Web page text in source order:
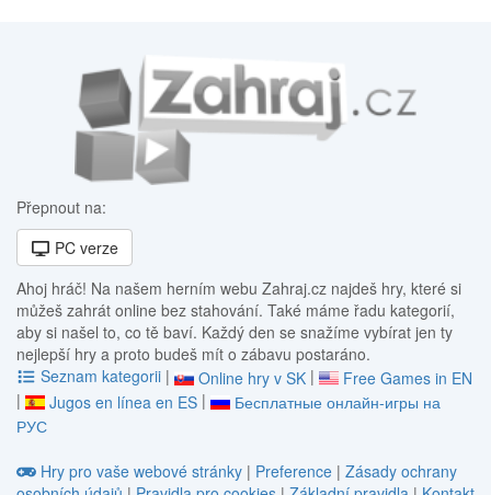
Přepnout na:
PC verze
Ahoj hráč! Na našem herním webu Zahraj.cz najdeš hry, které si
můžeš zahrát online bez stahování. Také máme řadu kategorií,
aby si našel to, co tě baví. Každý den se snažíme vybírat jen ty
nejlepší hry a proto budeš mít o zábavu postaráno.
Seznam kategorii | Online hry v SK |
Free Games in EN
|
Jugos en línea en ES |
Бесплатные онлайн-игры на
РУС
Hry pro vaše webové stránky | Preference | Zásady ochrany